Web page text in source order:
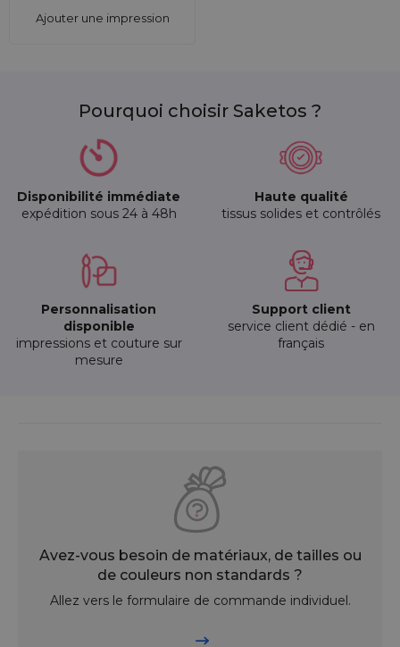
Ajouter une impression
Pourquoi choisir Saketos ?
Disponibilité immédiate
expédition sous 24 à 48h
Haute qualité
tissus solides et contrôlés
Personnalisation
disponible
impressions et couture sur
mesure
Support client
service client dédié - en
français
Avez-vous besoin de matériaux, de tailles ou
de couleurs non standards ?
Allez vers le formulaire de commande individuel.